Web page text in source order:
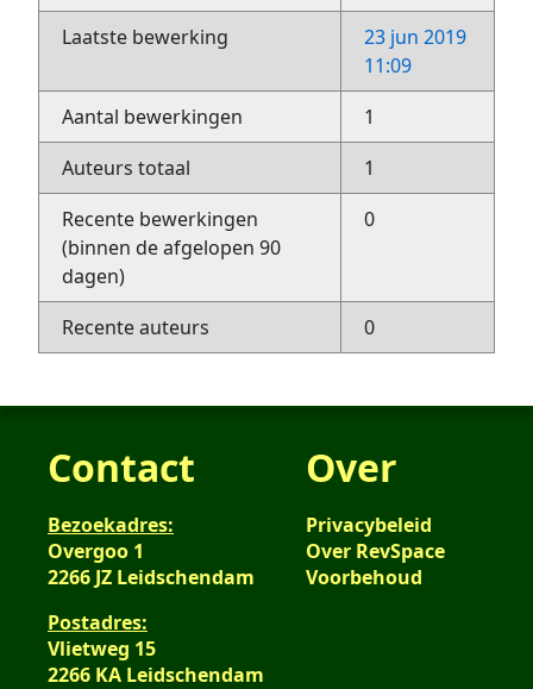
Laatste bewerking
23 jun 2019
11:09
Aantal bewerkingen
1
Auteurs totaal
1
Recente bewerkingen
(binnen de afgelopen 90
dagen)
0
Recente auteurs 0
Contact
Bezoekadres:
Overgoo 1
2266 JZ Leidschendam
Postadres:
Vlietweg 15
2266 KA Leidschendam
Over
Privacybeleid
Over RevSpace
Voorbehoud